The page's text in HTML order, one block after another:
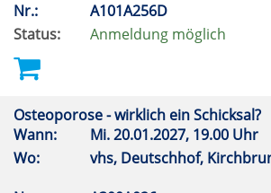
Nr.:
A101A256D
Status:
Anmeldung möglich
Osteoporose - wirklich ein Schicksal?
Wann:
Mi.20.01.2027, 19.00 Uhr
Wo:
vhs, Deutschhof,